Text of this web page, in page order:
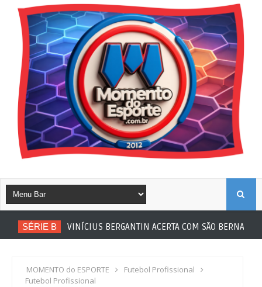
SÉRIE B VINÍCIUS BERGANTIN ACERTA COM SÃO BERNARDO
MOMENTO do ESPORTE
Futebol Profissional
Futebol Profissional